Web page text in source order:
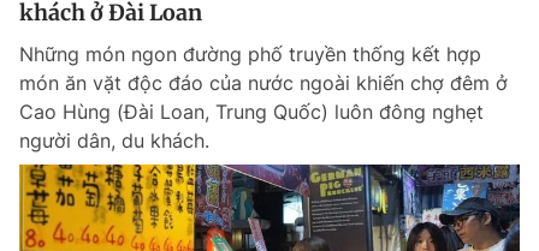
khách ở Đài Loan
Những món ngon đường phố truyền thống kết hợp
món ăn vặt độc đáo của nước ngoài khiến chợ đêm ở
Cao Hùng (Đài Loan, Trung Quốc) luôn đông nghẹt
người dân, du khách.